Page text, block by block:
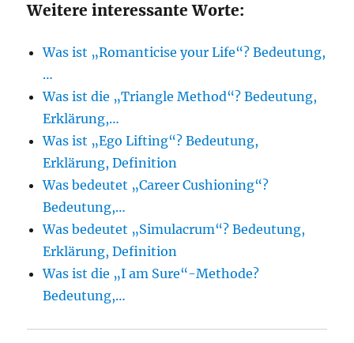
Weitere interessante Worte:
Was ist „Romanticise your Life“? Bedeutung,
…
Was ist die „Triangle Method“? Bedeutung,
Erklärung,…
Was ist „Ego Lifting“? Bedeutung,
Erklärung, Definition
Was bedeutet „Career Cushioning“?
Bedeutung,…
Was bedeutet „Simulacrum“? Bedeutung,
Erklärung, Definition
Was ist die „I am Sure“-Methode?
Bedeutung,…